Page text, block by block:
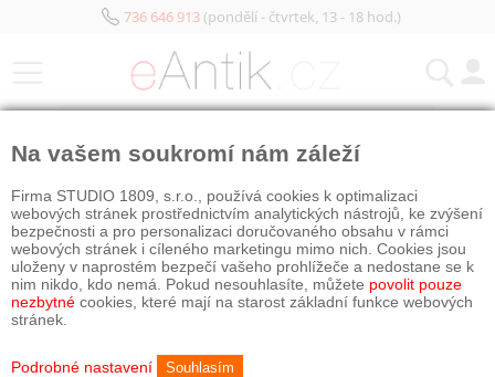
736 646 913(pondělí - čtvrtek, 13 - 18 hod.)
Na vašem soukromí nám záleží
Firma STUDIO 1809, s.r.o., používá cookies k optimalizaci
webových stránek prostřednictvím analytických nástrojů, ke zvýšení
bezpečnosti a pro personalizaci doručovaného obsahu v rámci
webových stránek i cíleného marketingu mimo nich. Cookies jsou
uloženy v naprostém bezpečí vašeho prohlížeče a nedostane se k
nim nikdo, kdo nemá. Pokud nesouhlasíte, můžete povolit pouze
nezbytné cookies, které mají na starost základní funkce webových
stránek.
Podrobné nastavení Souhlasím